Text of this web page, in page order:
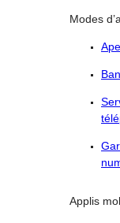
Modes
Applis